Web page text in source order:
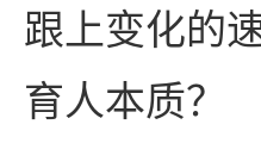
跟上变化的
育人本质？